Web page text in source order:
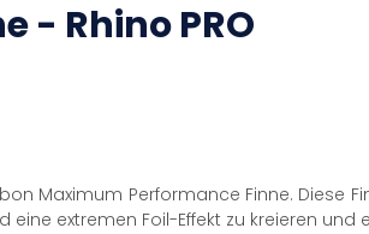
- Rhino PRO
Maximum Performance Finne.
eine extremen Foil-Effekt zu kreieren